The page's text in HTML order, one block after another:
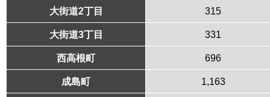
大街道2丁目 315
大街道3丁目 331
西高根町 696
成島町 1,163